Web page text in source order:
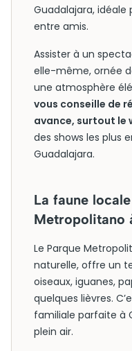
Guadalajara, idéale
entre amis.
Assister à un
elle-même, ornée
une atmosphère
vous conseille de
avance, surtout le
des shows les plus
Guadalajara.
La faune
Metropolitano
Le Parque
naturelle, offre un
oiseaux, iguanes,
quelques lièvres.
familiale parfaite à
plein air.